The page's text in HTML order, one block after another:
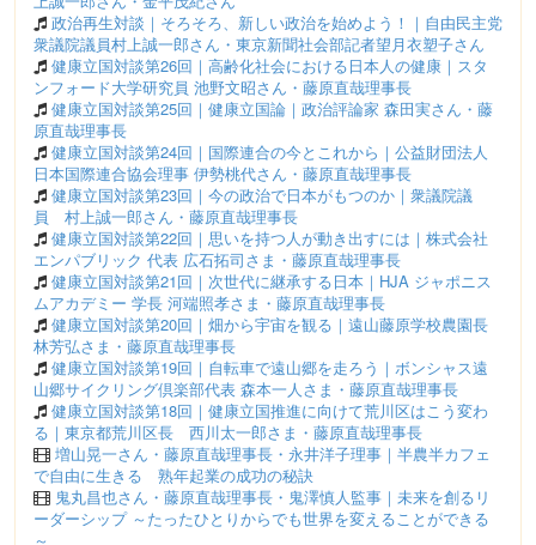
政治再生対談｜そろそろ、新しい政治を始めよう！｜自由民主党
衆議院議員村上誠一郎さん・東京新聞社会部記者望月衣塑子さん
健康立国対談第26回｜高齢化社会における日本人の健康｜スタ
ンフォード大学研究員 池野文昭さん・藤原直哉理事長
健康立国対談第25回｜健康立国論｜政治評論家 森田実さん・藤
原直哉理事長
健康立国対談第24回｜国際連合の今とこれから｜公益財団法人
日本国際連合協会理事 伊勢桃代さん・藤原直哉理事長
健康立国対談第23回｜今の政治で日本がもつのか｜衆議院議
員 村上誠一郎さん・藤原直哉理事長
健康立国対談第22回｜思いを持つ人が動き出すには｜株式会社
エンパブリック 代表 広石拓司さま・藤原直哉理事長
健康立国対談第21回｜次世代に継承する日本｜HJA ジャポニス
ムアカデミー 学長 河端照孝さま・藤原直哉理事長
健康立国対談第20回｜畑から宇宙を観る｜遠山藤原学校農園長
林芳弘さま・藤原直哉理事長
健康立国対談第19回｜自転車で遠山郷を走ろう｜ボンシャス遠
山郷サイクリング倶楽部代表 森本一人さま・藤原直哉理事長
健康立国対談第18回｜健康立国推進に向けて荒川区はこう変わ
る｜東京都荒川区長 西川太一郎さま・藤原直哉理事長
増山晃一さん・藤原直哉理事長・永井洋子理事｜半農半カフェ
で自由に生きる 熟年起業の成功の秘訣
鬼丸昌也さん・藤原直哉理事長・鬼澤慎人監事｜未来を創るリ
ーダーシップ ～たったひとりからでも世界を変えることができる
～